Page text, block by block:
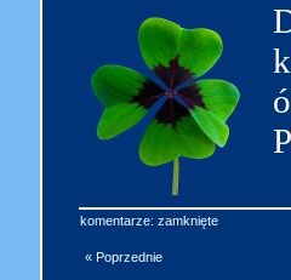
komentarze: zamknięte
« Poprzednie